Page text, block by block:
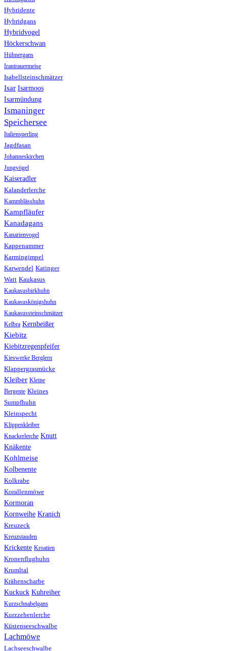
Hybridente
Hybridgans
Hybridvogel
Höckerschwan
Hühnergans
Irantrauermeise
Isabellsteinschmätzer
Isar Isarmoos
Isarmündung
Ismaninger
Speichersee
Italiensperling
Jagdfasan
Johanneskirchen
Jungvögel
Kaiseradler
Kalanderlerche
Kammblässhuhn
Kampfläufer
Kanadagans
Kanarienvogel
Kappenammer
Karmingimpel
Karwendel Katinger
Watt Kaukasus
Kaukasusbirkhuhn
Kaukasuskönigshuhn
Kaukasussteinschmätzer
Kelbra Kernbeißer
Kiebitz
Kiebitzregenpfeifer
Kieswerke Berglern
Klappergrasmücke
Kleiber Kleine
Bergente Kleines
Sumpfhuhn
Kleinspecht
Klippenkleiber
Knackerlerche Knutt
Knäkente
Kohlmeise
Kolbenente
Kolkrabe
Korallenmöwe
Kormoran
Kornweihe Kranich
Kreuzeck
Kreuzstauden
Krickente Kroatien
Kronenflughuhn
Krumltal
Krähenscharbe
Kuckuck Kuhreiher
Kurzschnabelgans
Kurzzehenlerche
Küstenseeschwalbe
Lachmöwe
Lachseeschwalbe